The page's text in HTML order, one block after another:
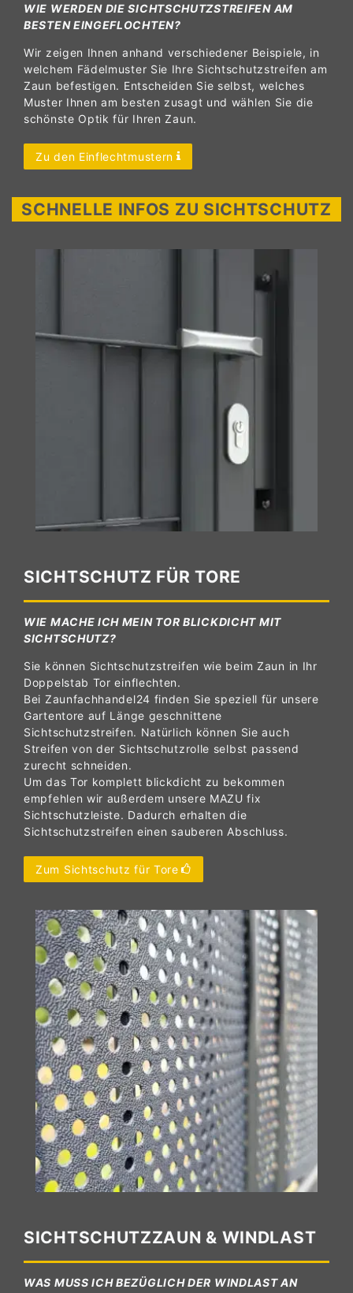
WIE WERDEN DIE SICHTSCHUTZSTREIFEN AM
BESTEN EINGEFLOCHTEN?
Wir zeigen Ihnen anhand verschiedener Beispiele, in
welchem Fädelmuster Sie Ihre Sichtschutzstreifen am
Zaun befestigen. Entscheiden Sie selbst, welches
Muster Ihnen am besten zusagt und wählen Sie die
schönste Optik für Ihren Zaun.
Zu den Einflechtmustern
SCHNELLE INFOS ZU SICHTSCHUTZ
SICHTSCHUTZ FÜR TORE
WIE MACHE ICH MEIN TOR BLICKDICHT MIT
SICHTSCHUTZ?
Sie können Sichtschutzstreifen wie beim Zaun in Ihr
Doppelstab Tor einflechten.
Bei Zaunfachhandel24 finden Sie speziell für unsere
Gartentore auf Länge geschnittene
Sichtschutzstreifen. Natürlich können Sie auch
Streifen von der Sichtschutzrolle selbst passend
zurecht schneiden.
Um das Tor komplett blickdicht zu bekommen
empfehlen wir außerdem unsere MAZU fix
Sichtschutzleiste. Dadurch erhalten die
Sichtschutzstreifen einen sauberen Abschluss.
Zum Sichtschutz für Tore
SICHTSCHUTZZAUN & WINDLAST
WAS MUSS ICH BEZÜGLICH DER WINDLAST AN